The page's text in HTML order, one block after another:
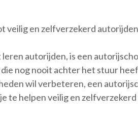
veilig en zelfverzekerd autorijden
autorijden, is een
nog nooit achter het stuur
wil verbeteren, een
te helpen veilig en